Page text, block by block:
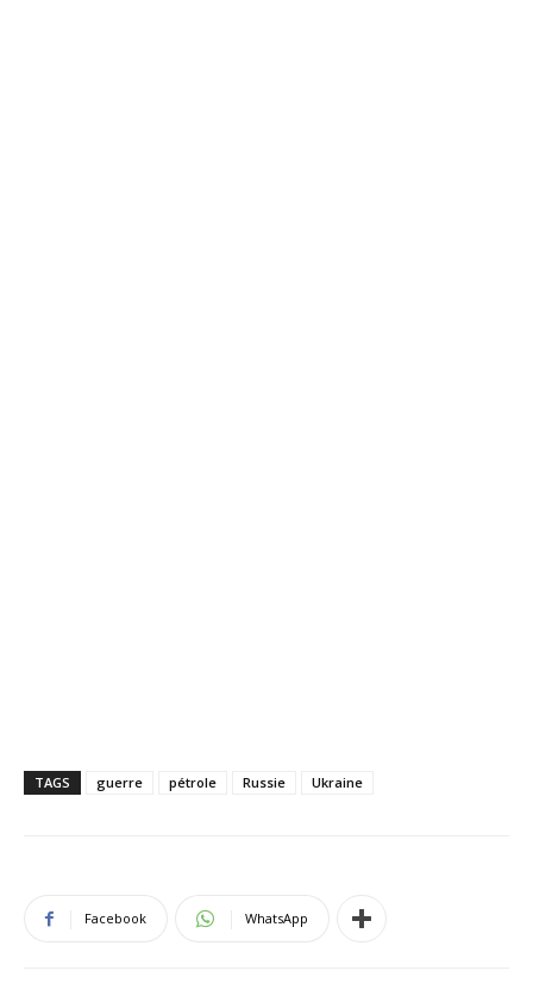
TAGS guerre pétrole Russie Ukraine
Facebook WhatsApp